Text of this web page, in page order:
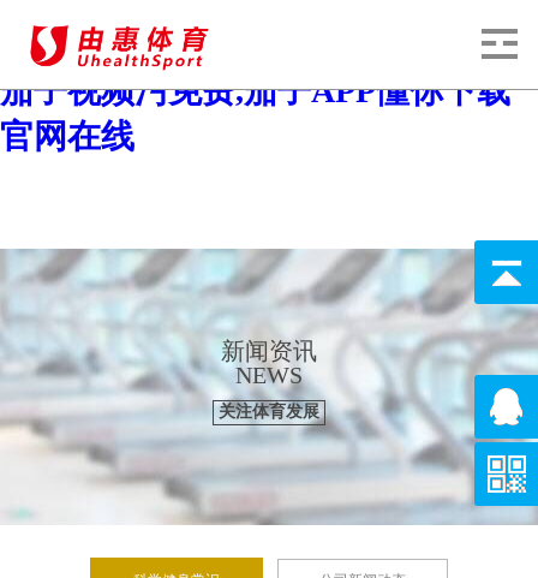
茄子视频色版下载,茄子视频污污污,
茄子视频污免费,茄子APP懂你下载
官网在线
新闻资讯
NEWS
关注体育发展